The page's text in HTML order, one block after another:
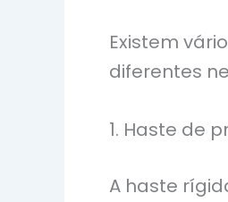
Existem
diferentes
1. Haste de
A haste